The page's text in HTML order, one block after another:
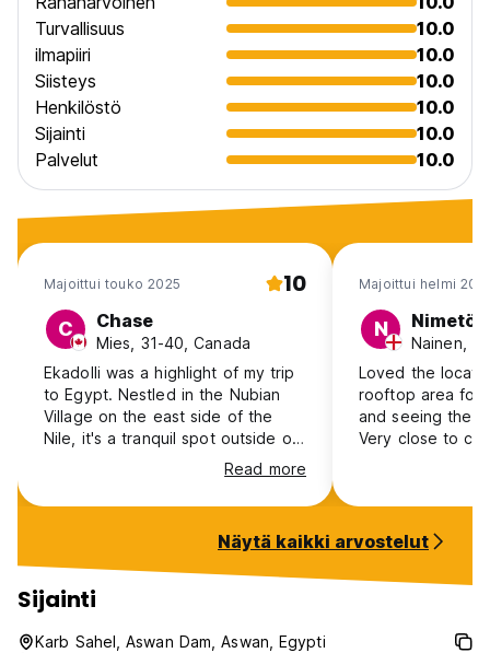
Turvallisuus
10.0
ilmapiiri
10.0
Siisteys
10.0
Henkilöstö
10.0
Sijainti
10.0
Palvelut
10.0
Majoittui touko 2025 10
C Chase
Mies, 31-40, Canada
Ekadolli was a highlight of my trip
to Egypt. Nestled in the Nubian
Village on the east side of the
Nile, it's a tranquil spot outside of
the hustle and bustle of Aswan.
Hospitality was top notch and the
Nubian Village tour with Aya is a
Read more
Majoittui helmi
N Nimetön
Nainen,
Loved the
rooftop area for
and seeing the
Very close to
station.
Näytä kaikki arvostelut
Sijainti
Karb Sahel, Aswan Dam, Aswan, Egypti